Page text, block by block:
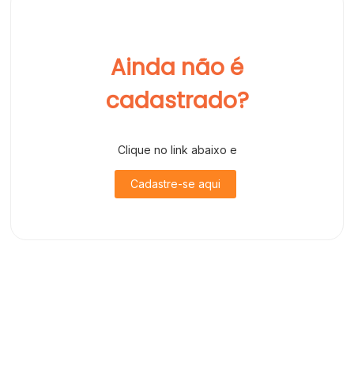
Ainda não é
cadastrado?
Clique no link abaixo e
Cadastre-se aqui